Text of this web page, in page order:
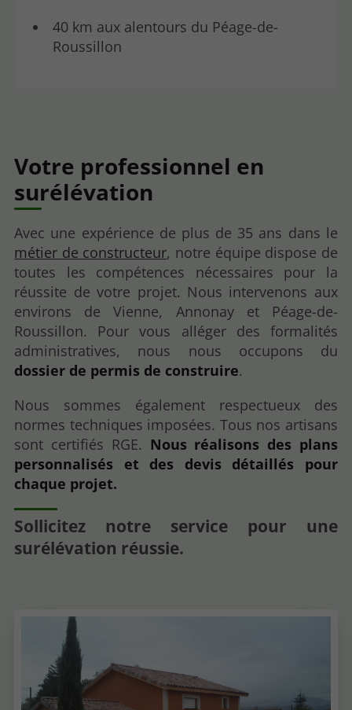
40 km aux alentours du Péage-de-
Roussillon
Votre professionnel en
surélévation
Avec une expérience de plus de 35 ans dans le
métier de constructeur, notre équipe dispose de
toutes les compétences nécessaires pour la
réussite de votre projet. Nous intervenons aux
environs de Vienne, Annonay et Péage-de-
Roussillon. Pour vous alléger des formalités
administratives, nous nous occupons du
dossier de permis de construire.
Nous sommes également respectueux des
normes techniques imposées. Tous nos artisans
sont certifiés RGE. Nous réalisons des plans
personnalisés et des devis détaillés pour
chaque projet.
Sollicitez notre service pour une
surélévation réussie.